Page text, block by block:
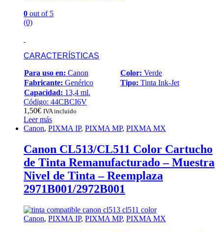
0 out of 5
(0)
CARACTERÍSTICAS
Para uso en: Canon Color: Verde
Fabricante: Genérico Tipo: Tinta Ink-Jet
Capacidad: 13,4 ml.
Código: 44CBCI6V
1,50€ IVA incluido
Leer más
Canon, PIXMA IP, PIXMA MP, PIXMA MX
Canon CL513/CL511 Color Cartucho
de Tinta Remanufacturado – Muestra
Nivel de Tinta – Reemplaza
2971B001/2972B001
Canon, PIXMA IP, PIXMA MP, PIXMA MX